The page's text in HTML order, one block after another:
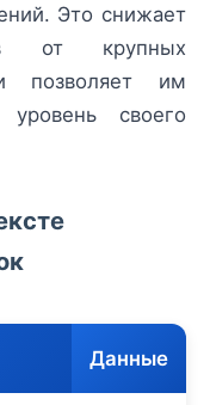
Это снижает
от крупных
позволяет им
своего
Данные